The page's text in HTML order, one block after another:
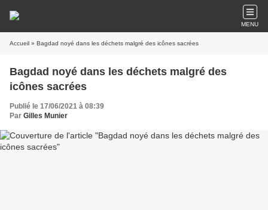
MENU
Accueil » Bagdad noyé dans les déchets malgré des icônes sacrées
Bagdad noyé dans les déchets malgré des
icônes sacrées
Publié le 17/06/2021 à 08:39
Par Gilles Munier